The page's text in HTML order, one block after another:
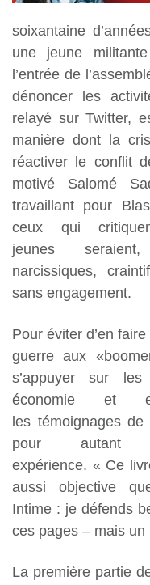
soixantaine
une jeune
l’entrée de
dénoncer les
relayé sur Twitter,
manière dont la
réactiver le conflit
motivé Salomé
travaillant pour
ceux qui
jeunes
narcissiques,
sans engagement.
Pour éviter d’en
guerre aux
s’appuyer sur
économie et
les témoignages
pour autant
expérience. « Ce
aussi objective
Intime : je défends
ces pages – mais
La première partie